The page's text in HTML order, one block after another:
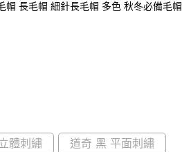
帽 長毛帽 細針長毛帽 多色 秋冬必備毛帽
體刺繡 道奇 黑 平面刺繡